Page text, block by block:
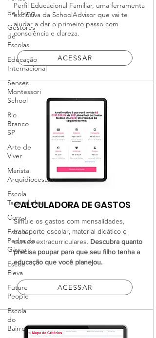
be.Living
Gestores
de
Escolas
Educação
Internacional
Senses
Montessori
School
Rio
Branco
SP
Arte de
Viver
Marista
Arquidiocesano
Escola
Tagarelinha
Consa
Escola
Pedra da
Gávea
Escoa
Eleva
Future
People
Escola
do
Bairro
Perfil Educacional Familiar, uma ferramenta
exclusiva da SchoolAdvisor que vai te
ajudar a dar o primeiro passo com
consciência e clareza.
ACESSAR
CALCULADORA DE GASTOS
Simule os gastos com mensalidades,
transporte escolar, material didático e
cursos extracurriculares. Descubra quanto
precisa poupar para que seu filho tenha a
educação que você planejou.
ACESSAR